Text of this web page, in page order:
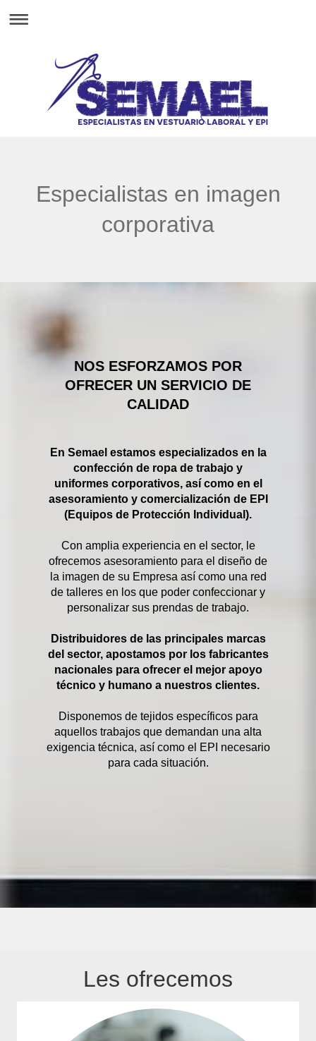
Especialistas en imagen
corporativa
NOS ESFORZAMOS POR
OFRECER UN SERVICIO DE
CALIDAD
En Semael estamos especializados en la
confección de ropa de trabajo y
uniformes corporativos, así como en el
asesoramiento y comercialización de EPI
(Equipos de Protección Individual).
Con amplia experiencia en el sector, le
ofrecemos asesoramiento para el diseño de
la imagen de su Empresa así como una red
de talleres en los que poder confeccionar y
personalizar sus prendas de trabajo.
Distribuidores de las principales marcas
del sector, apostamos por los fabricantes
nacionales para ofrecer el mejor apoyo
técnico y humano a nuestros clientes.
Disponemos de tejidos específicos para
aquellos trabajos que demandan una alta
exigencia técnica, así como el EPI necesario
para cada situación.
Les ofrecemos